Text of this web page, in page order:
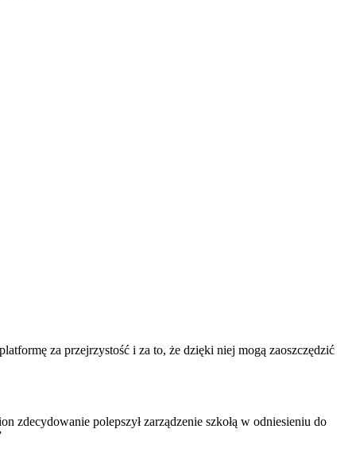
za przejrzystość i za to, że dzięki niej mogą zaoszczędzić
zdecydowanie polepszył zarządzenie szkołą w odniesieniu do